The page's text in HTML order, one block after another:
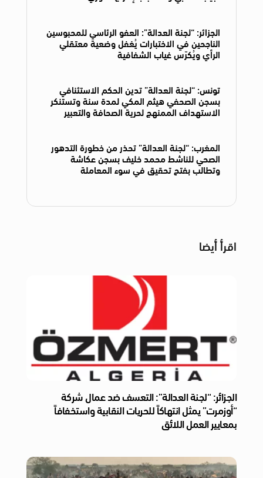
الجزائر: “لجنة العدالة”: العفو الرئاسي للمحبوسين
الناجحين في الاختبارات يُغفل وضعية معتقلي
الرأي ويُكرّس غياب الشفافية
تونس: “لجنة العدالة” تدين الحكم الاستئنافي
بسجن الصحفي هيثم المكي لمدة سنة وتستنكر
الاستهداف الممنهج لحرية الصحافة والتعبير
المغرب: “لجنة العدالة” تحذر من خطورة التدهور
الصحي للناشط محمد خليف بسجن عكاشة
وتطالب بفتح تحقيق في سوء المعاملة
اقرأ أيضا
الجزائر: “لجنة العدالة”: التعسف ضد عمال شركة
“أوزمرت” يمثل انتهاكاً للحريات النقابية واستخفافاً
بمعايير العمل اللائق